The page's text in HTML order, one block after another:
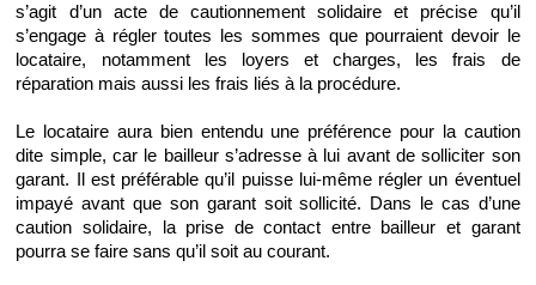
s’agit d’un acte de cautionnement solidaire et précise qu’il
s’engage à régler toutes les sommes que pourraient devoir le
locataire, notamment les loyers et charges, les frais de
réparation mais aussi les frais liés à la procédure.
Le locataire aura bien entendu une préférence pour la caution
dite simple, car le bailleur s’adresse à lui avant de solliciter son
garant. Il est préférable qu’il puisse lui-même régler un éventuel
impayé avant que son garant soit sollicité. Dans le cas d’une
caution solidaire, la prise de contact entre bailleur et garant
pourra se faire sans qu’il soit au courant.